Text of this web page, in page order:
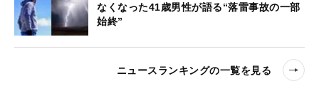
なくなった41歳男性が語る“落雷事故の一部
始終”
ニュースランキングの一覧を見る